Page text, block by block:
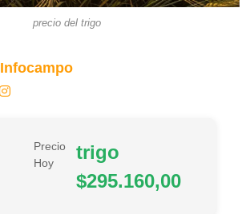
precio del trigo
Infocampo
Precio
Hoy
trigo
$295.160,00